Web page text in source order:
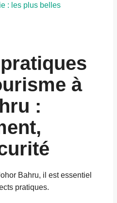
: les plus belles
à
:
Bahru, il est essentiel
pratiques.